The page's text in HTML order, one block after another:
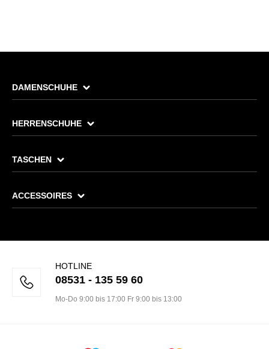
DAMENSCHUHE
HERRENSCHUHE
TASCHEN
ACCESSOIRES
HOTLINE
08531 - 135 59 60
Mo-Do 9:00 bis 17:00 Fr 9:00 bis 13:00